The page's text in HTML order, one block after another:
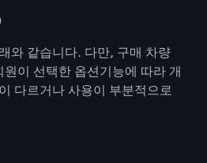
와 같습니다. 다만, 구매 차량
이 선택한 옵션기능에 따라 개
다르거나 사용이 부분적으로